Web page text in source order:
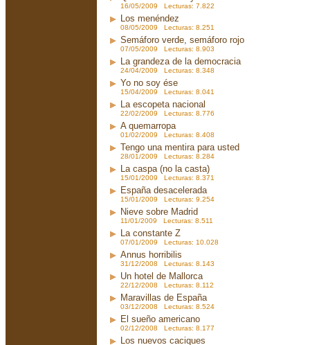
16/05/2009 Lecturas: 7.822
Los menéndez
08/05/2009 Lecturas: 8.251
Semáforo verde, semáforo rojo
07/05/2009 Lecturas: 8.903
La grandeza de la democracia
24/04/2009 Lecturas: 8.348
Yo no soy ése
15/04/2009 Lecturas: 8.041
La escopeta nacional
22/02/2009 Lecturas: 8.776
A quemarropa
01/02/2009 Lecturas: 8.408
Tengo una mentira para usted
28/01/2009 Lecturas: 8.284
La caspa (no la casta)
15/01/2009 Lecturas: 8.371
España desacelerada
15/01/2009 Lecturas: 9.254
Nieve sobre Madrid
11/01/2009 Lecturas: 8.511
La constante Z
07/01/2009 Lecturas: 10.028
Annus horribilis
31/12/2008 Lecturas: 8.143
Un hotel de Mallorca
22/12/2008 Lecturas: 8.112
Maravillas de España
03/12/2008 Lecturas: 8.524
El sueño americano
02/12/2008 Lecturas: 8.177
Los nuevos caciques